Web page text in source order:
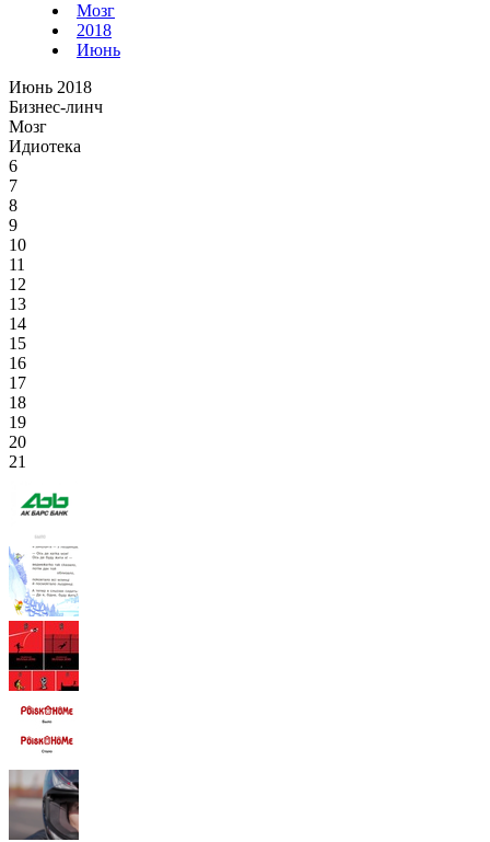
Мозг
2018
Июнь
Июнь 2018
Бизнес-линч
Мозг
Идиотека
6
7
8
9
10
11
12
13
14
15
16
17
18
19
20
21